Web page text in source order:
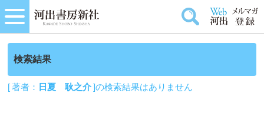
検索結果
[ 著者： 日夏 耿之介]の検索結果はありません